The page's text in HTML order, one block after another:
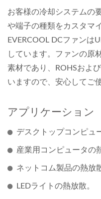
お客様の冷却システムの
や端子の種類をカスタマ
EVERCOOL DCファンは
しています。ファンの原
素材であり、ROHSおよ
いますので、安心してご
アプリケーション
デスクトップコンピュ
産業用コンピュータの
ネットコム製品の熱放
LEDライトの熱放散。